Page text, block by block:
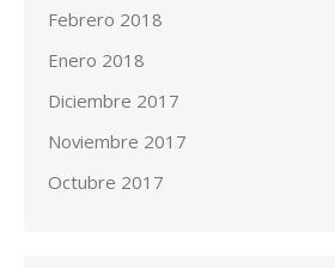
Febrero 2018
Enero 2018
Diciembre 2017
Noviembre 2017
Octubre 2017